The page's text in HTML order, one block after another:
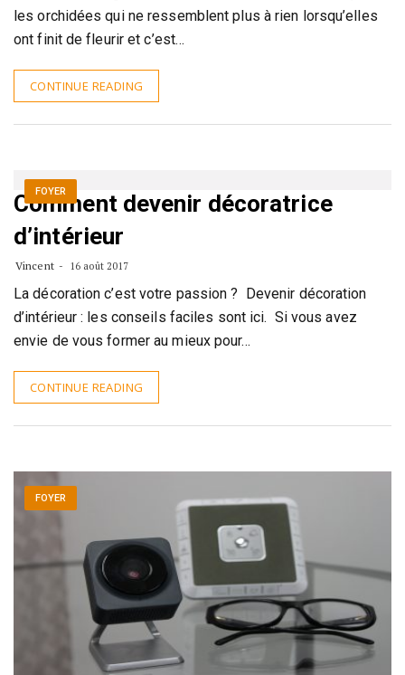
les orchidées qui ne ressemblent plus à rien lorsqu’elles
ont finit de fleurir et c’est…
CONTINUE READING
FOYER
Comment devenir décoratrice
d’intérieur
Vincent 16 août 2017
La décoration c’est votre passion ? Devenir décoration
d’intérieur : les conseils faciles sont ici. Si vous avez
envie de vous former au mieux pour…
CONTINUE READING
FOYER